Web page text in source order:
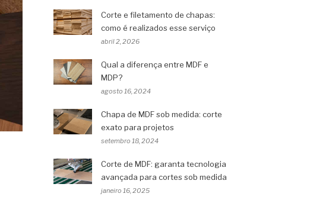
Corte e filetamento de chapas:
como é realizados esse serviço
abril 2, 2026
Qual a diferença entre MDF e
MDP?
agosto 16, 2024
Chapa de MDF sob medida: corte
exato para projetos
setembro 18, 2024
Corte de MDF: garanta tecnologia
avançada para cortes sob medida
janeiro 16, 2025